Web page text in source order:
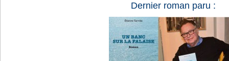
Dernier roman paru :